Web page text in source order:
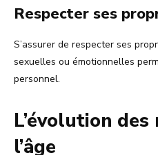
Respecter ses
S’assurer de respecter ses
sexuelles ou émotionnelles
personnel.
L’évolution
l’âge